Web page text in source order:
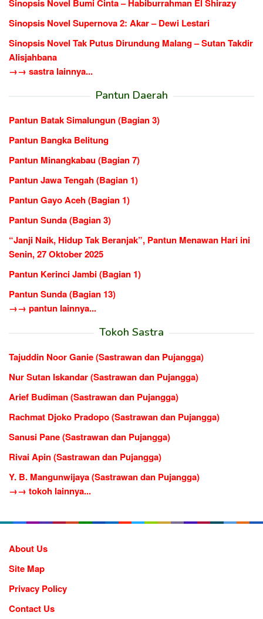
Sinopsis Novel Bumi Cinta – Habiburrahman El Shirazy
Sinopsis Novel Supernova 2: Akar – Dewi Lestari
Sinopsis Novel Tak Putus Dirundung Malang – Sutan Takdir
Alisjahbana
→→ sastra lainnya...
Pantun Daerah
Pantun Batak Simalungun (Bagian 3)
Pantun Bangka Belitung
Pantun Minangkabau (Bagian 7)
Pantun Jawa Tengah (Bagian 1)
Pantun Gayo Aceh (Bagian 1)
Pantun Sunda (Bagian 3)
“Janji Naik, Hidup Tak Beranjak”, Pantun Menawan Hari ini
Senin, 27 Oktober 2025
Pantun Kerinci Jambi (Bagian 1)
Pantun Sunda (Bagian 13)
→→ pantun lainnya...
Tokoh Sastra
Tajuddin Noor Ganie (Sastrawan dan Pujangga)
Nur Sutan Iskandar (Sastrawan dan Pujangga)
Arief Budiman (Sastrawan dan Pujangga)
Rachmat Djoko Pradopo (Sastrawan dan Pujangga)
Sanusi Pane (Sastrawan dan Pujangga)
Rivai Apin (Sastrawan dan Pujangga)
Y. B. Mangunwijaya (Sastrawan dan Pujangga)
→→ tokoh lainnya...
About Us
Site Map
Privacy Policy
Contact Us